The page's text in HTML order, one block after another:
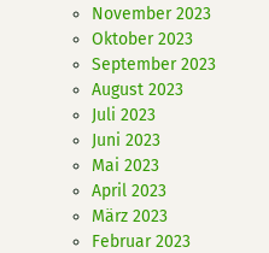
November 2023
Oktober 2023
September 2023
August 2023
Juli 2023
Juni 2023
Mai 2023
April 2023
März 2023
Februar 2023